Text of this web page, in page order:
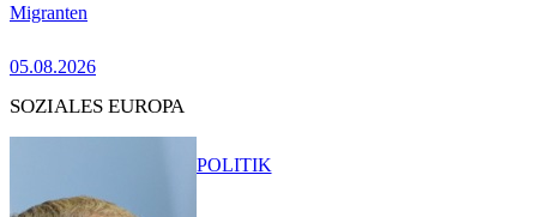
Migranten
05.08.2026
SOZIALES EUROPA
POLITIK